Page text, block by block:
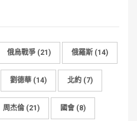
俄烏戰爭 (21) 俄羅斯 (14)
劉德華 (14) 北約 (7)
周杰倫 (21) 國會 (8)